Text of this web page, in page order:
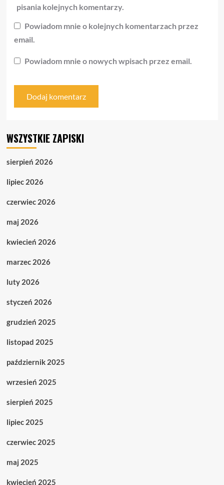
pisania kolejnych komentarzy.
Powiadom mnie o kolejnych komentarzach przez
email.
Powiadom mnie o nowych wpisach przez email.
WSZYSTKIE ZAPISKI
sierpień 2026
lipiec 2026
czerwiec 2026
maj 2026
kwiecień 2026
marzec 2026
luty 2026
styczeń 2026
grudzień 2025
listopad 2025
październik 2025
wrzesień 2025
sierpień 2025
lipiec 2025
czerwiec 2025
maj 2025
kwiecień 2025